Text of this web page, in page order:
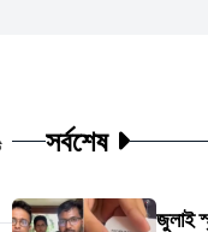
সর্বশেষ
জুলাই